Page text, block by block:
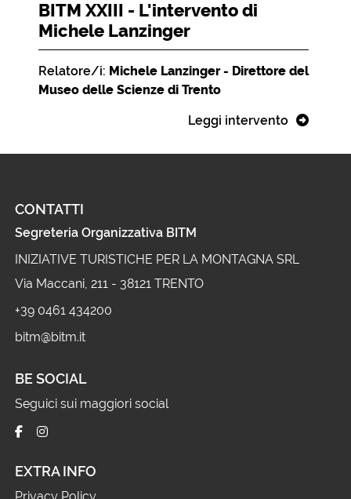
BITM XXIII - L'intervento di
Michele Lanzinger
Relatore/i: Michele Lanzinger - Direttore del
Museo delle Scienze di Trento
Leggi intervento
CONTATTI
Segreteria Organizzativa BITM
INIZIATIVE TURISTICHE PER LA MONTAGNA SRL
Via Maccani, 211 - 38121 TRENTO
+39 0461 434200
bitm@bitm.it
BE SOCIAL
Seguici sui maggiori social
EXTRA INFO